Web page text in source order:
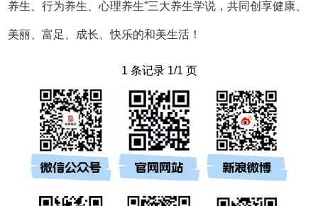
网友评论 全部评论(0)
相关新闻